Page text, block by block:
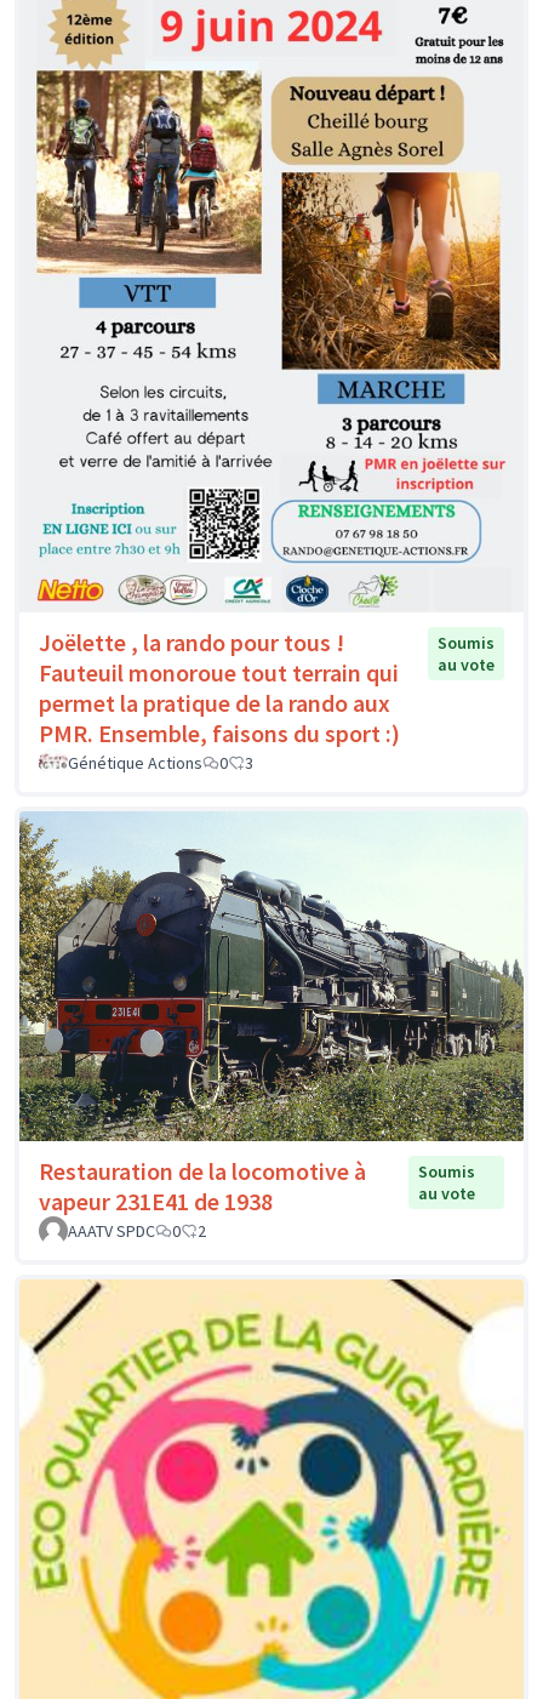
Joëlette , la rando pour tous !
Fauteuil monoroue tout terrain qui
permet la pratique de la rando aux
PMR. Ensemble, faisons du sport :)
Soumis
au vote
Génétique Actions 0 3
Restauration de la locomotive à
vapeur 231E41 de 1938
Soumis
au vote
AAATV SPDC
0 2